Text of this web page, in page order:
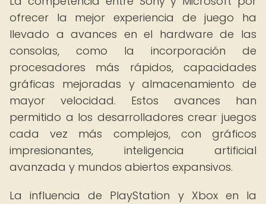
ofrecer la mejor experiencia de juego ha
llevado a avances en el hardware de las
consolas, como la incorporación de
procesadores más rápidos, capacidades
gráficas mejoradas y almacenamiento de
mayor velocidad. Estos avances han
permitido a los desarrolladores crear juegos
cada vez más complejos, con gráficos
impresionantes, inteligencia artificial
avanzada y mundos abiertos expansivos.
La influencia de PlayStation y Xbox en la